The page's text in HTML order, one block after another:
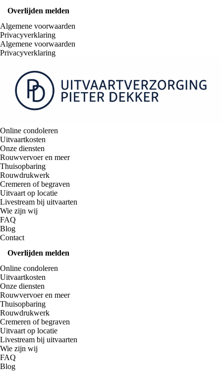
Overlijden melden
Algemene voorwaarden
Privacyverklaring
Algemene voorwaarden
Privacyverklaring
Online condoleren
Uitvaartkosten
Onze diensten
Rouwvervoer en meer
Thuisopbaring
Rouwdrukwerk
Cremeren of begraven
Uitvaart op locatie
Livestream bij uitvaarten
Wie zijn wij
FAQ
Blog
Contact
Overlijden melden
Online condoleren
Uitvaartkosten
Onze diensten
Rouwvervoer en meer
Thuisopbaring
Rouwdrukwerk
Cremeren of begraven
Uitvaart op locatie
Livestream bij uitvaarten
Wie zijn wij
FAQ
Blog